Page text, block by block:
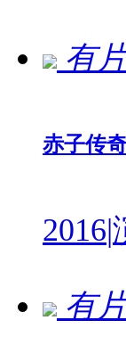
有
赤子传
2016|
有